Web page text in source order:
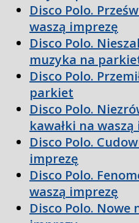
Disco Polo.
waszą imprezę
Disco Polo.
muzyka na
Disco Polo.
parkiet
Disco Polo.
kawałki na
Disco Polo.
imprezę
Disco Polo.
waszą imprezę
Disco Polo.